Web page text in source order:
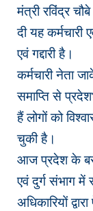
मंत्री रविंद्र
दी यह
एवं गद्दारी है।
कर्मचारी नेता
समाप्ति से
हैं लोगों को
चुकी है।
आज प्रदेश के
एवं दुर्ग संभाग में
अधिकारियों